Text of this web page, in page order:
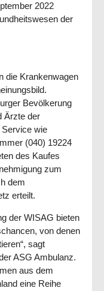
2022
der
die Krankenwagen
Bevölkerung
Ärzte der
wie
(040) 19224
des Kaufes
zum
dem
erteilt.
der WISAG bieten
von denen
sagt
ASG Ambulanz.
aus dem
eine Reihe